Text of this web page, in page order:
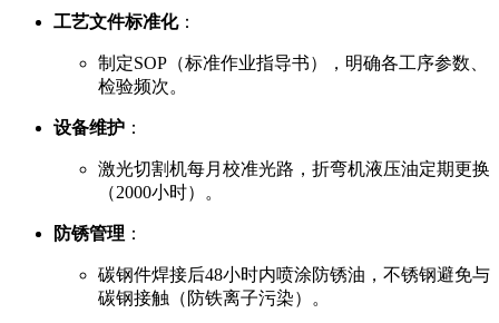
工艺文件标准化：
制定SOP（标准作业指导书），明确各工序参数、
检验频次。
设备维护 ：
激光切割机每月校准光路，折弯机液压油定期更换
（2000小时）。
防锈管理 ：
碳钢件焊接后48小时内喷涂防锈油，不锈钢避免与
碳钢接触（防铁离子污染）。